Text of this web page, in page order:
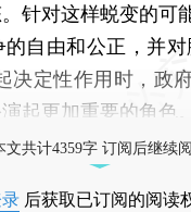
针对这样蜕变的可
自由和公正，并
决定性作用时，政
起更加重要的角色。
文共计4359字 订阅后继续
后获取已订阅的阅读